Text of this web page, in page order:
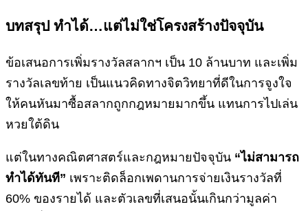
บทสรุป ทำได้…แต่ไม่ใช่โครงสร้างปัจจุบัน
ข้อเสนอการเพิ่มรางวัลสลากฯ เป็น 10 ล้านบาท และเพิ่ม
รางวัลเลขท้าย เป็นแนวคิดทางจิตวิทยาที่ดีในการจูงใจ
ให้คนหันมาซื้อสลากถูกกฎหมายมากขึ้น แทนการไปเล่น
หวยใต้ดิน
แต่ในทางคณิตศาสตร์และกฎหมายปัจจุบัน “ไม่สามารถ
ทำได้ทันที” เพราะติดล็อกเพดานการจ่ายเงินรางวัลที่
60% ของรายได้ และตัวเลขที่เสนอนั้นเกินกว่ามูลค่า